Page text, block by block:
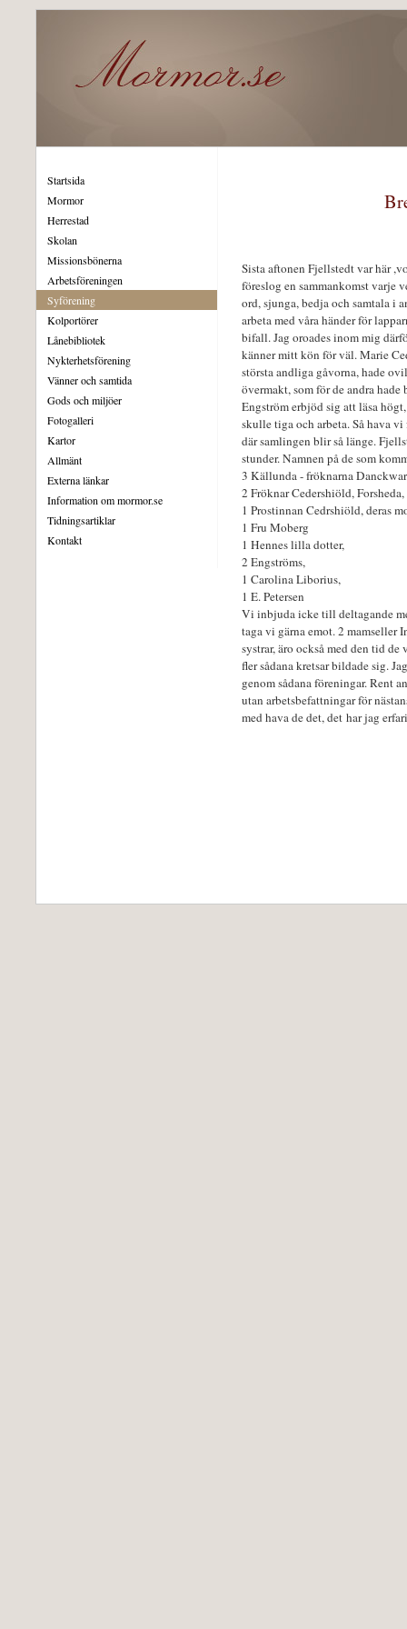
Startsida
Mormor
Herrestad
Skolan
Missionsbönerna
Arbetsföreningen
Syförening
Kolportörer
Lånebibliotek
Nykterhetsförening
Vänner och samtida
Gods och miljöer
Fotogalleri
Kartor
Allmänt
Externa länkar
Information om mormor.se
Tidningsartiklar
Kontakt
Sista aftonen Fjellstedt var här
föreslog en sammankomst varje
ord, sjunga, bedja och samtala i
arbeta med våra händer för
bifall. Jag oroades inom mig
känner mitt kön för väl. Marie
största andliga gåvorna, hade
övermakt, som för de andra
Engström erbjöd sig att läsa
skulle tiga och arbeta. Så hava
där samlingen blir så länge.
stunder. Namnen på de som
3 Källunda - fröknarna
2 Fröknar Cedershiöld, Forsheda,
1 Prostinnan Cedrshiöld, deras
1 Fru Moberg
1 Hennes lilla dotter,
2 Engströms,
1 Carolina Liborius,
1 E. Petersen
Vi inbjuda icke till deltagande
taga vi gärna emot. 2 mamseller
systrar, äro också med den tid
fler sådana kretsar bildade sig.
genom sådana föreningar. Rent
utan arbetsbefattningar för
med hava de det, det har jag